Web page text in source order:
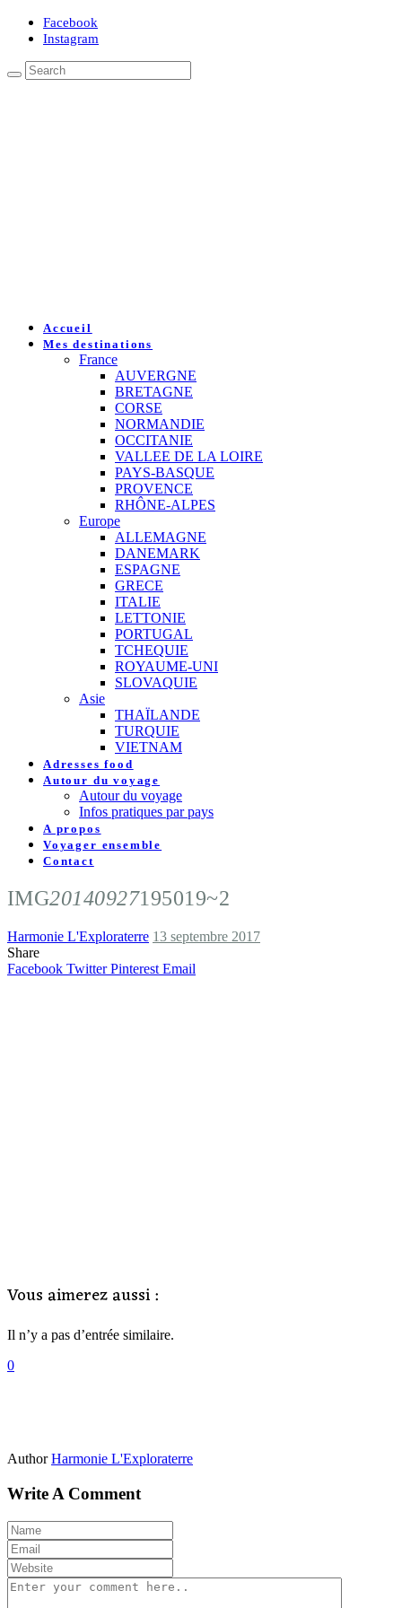
Facebook
Instagram
Accueil
Mes destinations
France
AUVERGNE
BRETAGNE
CORSE
NORMANDIE
OCCITANIE
VALLEE DE LA LOIRE
PAYS-BASQUE
PROVENCE
RHÔNE-ALPES
Europe
ALLEMAGNE
DANEMARK
ESPAGNE
GRECE
ITALIE
LETTONIE
PORTUGAL
TCHEQUIE
ROYAUME-UNI
SLOVAQUIE
Asie
THAÏLANDE
TURQUIE
VIETNAM
Adresses food
Autour du voyage
Autour du voyage
Infos pratiques par pays
A propos
Voyager ensemble
Contact
IMG20140927195019~2
Harmonie L'Exploraterre 13 septembre 2017
Share
Facebook Twitter Pinterest Email
Vous aimerez aussi :
Il n’y a pas d’entrée similaire.
0
Author Harmonie L'Exploraterre
Write A Comment